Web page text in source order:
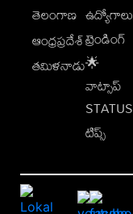
తెలంగాణ
ఆంధ్రప్రదేశ్
తమిళనాడు
ఉద్యోగాలు
ట్రెండింగ్
🌟
వాట్సాప్
STATUS
టిప్స్